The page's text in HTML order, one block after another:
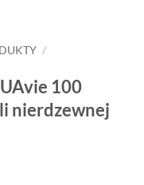
/
100
nierdzewnej